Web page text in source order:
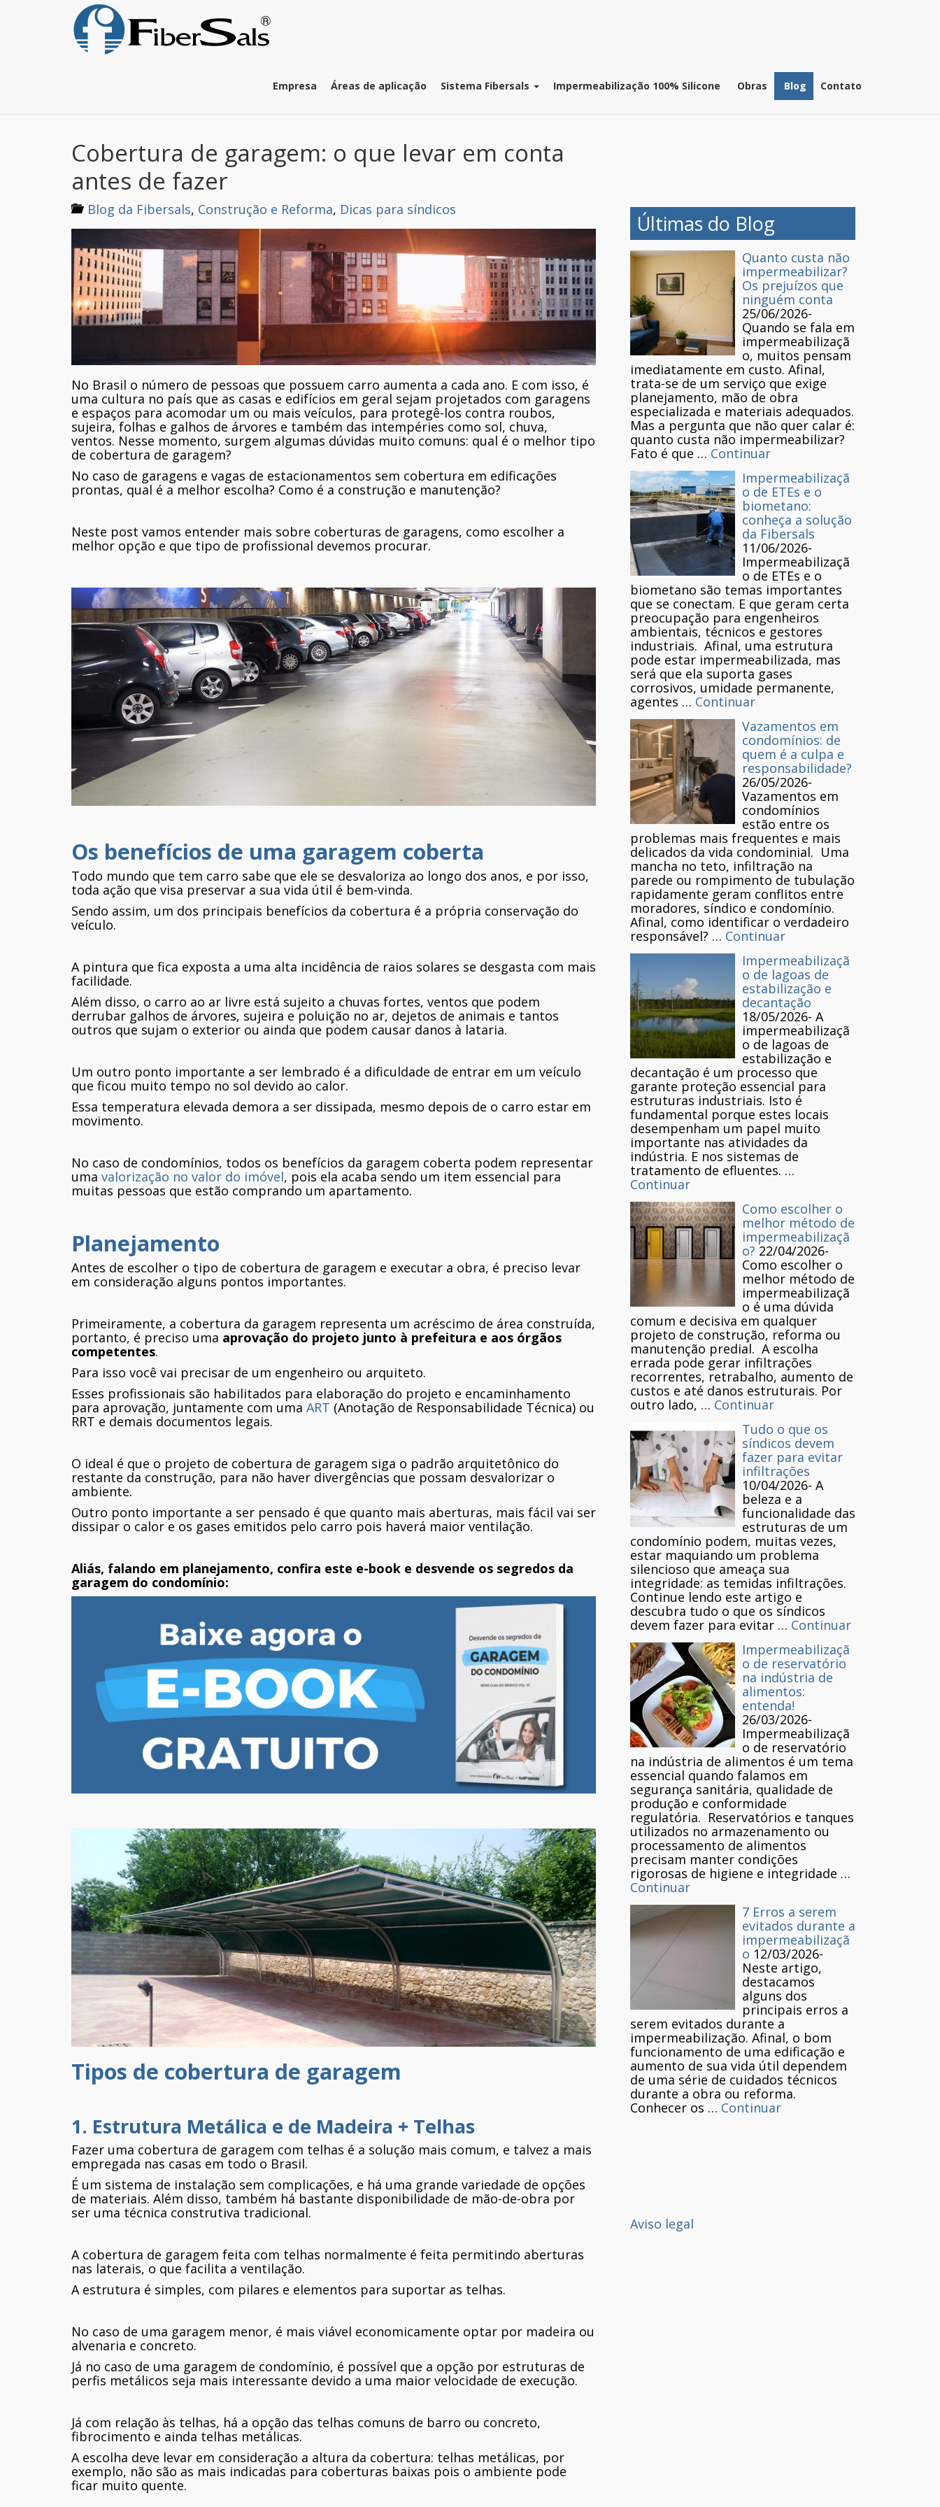
Empresa Áreas de aplicação Sistema Fibersals Impermeabilização 100% Silicone Obras Blog Contato
Cobertura de garagem: o que levar em conta
antes de fazer
Blog da Fibersals, Construção e Reforma, Dicas para síndicos
No Brasil o número de pessoas que possuem carro aumenta a cada ano. E com isso, é
uma cultura no país que as casas e edifícios em geral sejam projetados com garagens
e espaços para acomodar um ou mais veículos, para protegê-los contra roubos,
sujeira, folhas e galhos de árvores e também das intempéries como sol, chuva,
ventos. Nesse momento, surgem algumas dúvidas muito comuns: qual é o melhor tipo
de cobertura de garagem?
No caso de garagens e vagas de estacionamentos sem cobertura em edificações
prontas, qual é a melhor escolha? Como é a construção e manutenção?
Neste post vamos entender mais sobre coberturas de garagens, como escolher a
melhor opção e que tipo de profissional devemos procurar.
Os benefícios de uma garagem coberta
Todo mundo que tem carro sabe que ele se desvaloriza ao longo dos anos, e por isso,
toda ação que visa preservar a sua vida útil é bem-vinda.
Sendo assim, um dos principais benefícios da cobertura é a própria conservação do
veículo.
A pintura que fica exposta a uma alta incidência de raios solares se desgasta com mais
facilidade.
Além disso, o carro ao ar livre está sujeito a chuvas fortes, ventos que podem
derrubar galhos de árvores, sujeira e poluição no ar, dejetos de animais e tantos
outros que sujam o exterior ou ainda que podem causar danos à lataria.
Um outro ponto importante a ser lembrado é a dificuldade de entrar em um veículo
que ficou muito tempo no sol devido ao calor.
Essa temperatura elevada demora a ser dissipada, mesmo depois de o carro estar em
movimento.
No caso de condomínios, todos os benefícios da garagem coberta podem representar
uma valorização no valor do imóvel, pois ela acaba sendo um item essencial para
muitas pessoas que estão comprando um apartamento.
Planejamento
Antes de escolher o tipo de cobertura de garagem e executar a obra, é preciso levar
em consideração alguns pontos importantes.
Primeiramente, a cobertura da garagem representa um acréscimo de área construída,
portanto, é preciso uma aprovação do projeto junto à prefeitura e aos órgãos
competentes.
Para isso você vai precisar de um engenheiro ou arquiteto.
Esses profissionais são habilitados para elaboração do projeto e encaminhamento
para aprovação, juntamente com uma ART (Anotação de Responsabilidade Técnica) ou
RRT e demais documentos legais.
O ideal é que o projeto de cobertura de garagem siga o padrão arquitetônico do
restante da construção, para não haver divergências que possam desvalorizar o
ambiente.
Outro ponto importante a ser pensado é que quanto mais aberturas, mais fácil vai ser
dissipar o calor e os gases emitidos pelo carro pois haverá maior ventilação.
Aliás, falando em planejamento, confira este e-book e desvende os segredos da
garagem do condomínio:
Tipos de cobertura de garagem
1. Estrutura Metálica e de Madeira + Telhas
Fazer uma cobertura de garagem com telhas é a solução mais comum, e talvez a mais
empregada nas casas em todo o Brasil.
É um sistema de instalação sem complicações, e há uma grande variedade de opções
de materiais. Além disso, também há bastante disponibilidade de mão-de-obra por
ser uma técnica construtiva tradicional.
A cobertura de garagem feita com telhas normalmente é feita permitindo aberturas
nas laterais, o que facilita a ventilação.
A estrutura é simples, com pilares e elementos para suportar as telhas.
No caso de uma garagem menor, é mais viável economicamente optar por madeira ou
alvenaria e concreto.
Já no caso de uma garagem de condomínio, é possível que a opção por estruturas de
perfis metálicos seja mais interessante devido a uma maior velocidade de execução.
Já com relação às telhas, há a opção das telhas comuns de barro ou concreto,
fibrocimento e ainda telhas metálicas.
A escolha deve levar em consideração a altura da cobertura: telhas metálicas, por
exemplo, não são as mais indicadas para coberturas baixas pois o ambiente pode
ficar muito quente.
Últimas do Blog
Quanto custa não
impermeabilizar?
Os prejuízos que
ninguém conta
25/06/2026-
Quando se fala em
impermeabilizaçã
o, muitos pensam
imediatamente em custo. Afinal,
trata-se de um serviço que exige
planejamento, mão de obra
especializada e materiais adequados.
Mas a pergunta que não quer calar é:
quanto custa não impermeabilizar?
Fato é que … Continuar
Impermeabilizaçã
o de ETEs e o
biometano:
conheça a solução
da Fibersals
11/06/2026-
Impermeabilizaçã
o de ETEs e o
biometano são temas importantes
que se conectam. E que geram certa
preocupação para engenheiros
ambientais, técnicos e gestores
industriais. Afinal, uma estrutura
pode estar impermeabilizada, mas
será que ela suporta gases
corrosivos, umidade permanente,
agentes … Continuar
Vazamentos em
condomínios: de
quem é a culpa e
responsabilidade?
26/05/2026-
Vazamentos em
condomínios
estão entre os
problemas mais frequentes e mais
delicados da vida condominial. Uma
mancha no teto, infiltração na
parede ou rompimento de tubulação
rapidamente geram conflitos entre
moradores, síndico e condomínio.
Afinal, como identificar o verdadeiro
responsável? … Continuar
Impermeabilizaçã
o de lagoas de
estabilização e
decantação
18/05/2026- A
impermeabilizaçã
o de lagoas de
estabilização e
decantação é um processo que
garante proteção essencial para
estruturas industriais. Isto é
fundamental porque estes locais
desempenham um papel muito
importante nas atividades da
indústria. E nos sistemas de
tratamento de efluentes. …
Continuar
Como escolher o
melhor método de
impermeabilizaçã
o? 22/04/2026-
Como escolher o
melhor método de
impermeabilizaçã
o é uma dúvida
comum e decisiva em qualquer
projeto de construção, reforma ou
manutenção predial. A escolha
errada pode gerar infiltrações
recorrentes, retrabalho, aumento de
custos e até danos estruturais. Por
outro lado, … Continuar
Tudo o que os
síndicos devem
fazer para evitar
infiltrações
10/04/2026- A
beleza e a
funcionalidade das
estruturas de um
condomínio podem, muitas vezes,
estar maquiando um problema
silencioso que ameaça sua
integridade: as temidas infiltrações.
Continue lendo este artigo e
descubra tudo o que os síndicos
devem fazer para evitar … Continuar
Impermeabilizaçã
o de reservatório
na indústria de
alimentos:
entenda!
26/03/2026-
Impermeabilizaçã
o de reservatório
na indústria de alimentos é um tema
essencial quando falamos em
segurança sanitária, qualidade de
produção e conformidade
regulatória. Reservatórios e tanques
utilizados no armazenamento ou
processamento de alimentos
precisam manter condições
rigorosas de higiene e integridade …
Continuar
7 Erros a serem
evitados durante a
impermeabilizaçã
o 12/03/2026-
Neste artigo,
destacamos
alguns dos
principais erros a
serem evitados durante a
impermeabilização. Afinal, o bom
funcionamento de uma edificação e
aumento de sua vida útil dependem
de uma série de cuidados técnicos
durante a obra ou reforma.
Conhecer os … Continuar
Aviso legal